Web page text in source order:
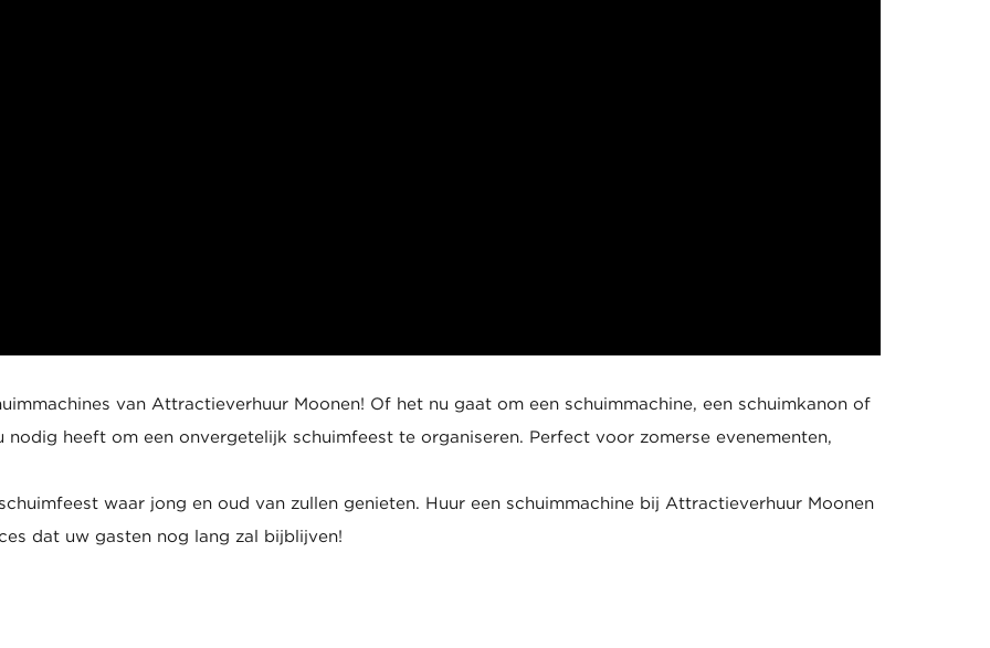
van Attractieverhuur Moonen! Of het nu gaat om een schuimmachine, een schuimkanon of
heeft om een onvergetelijk schuimfeest te organiseren. Perfect voor zomerse evenementen,
waar jong en oud van zullen genieten. Huur een schuimmachine bij Attractieverhuur Moonen
dat uw gasten nog lang zal bijblijven!